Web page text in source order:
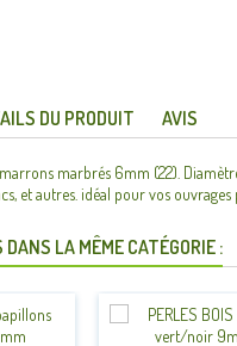
DU PRODUIT AVIS
marrons marbrés 6mm (22).
et autres. idéal pour vos
LA MÊME CATÉGORIE :